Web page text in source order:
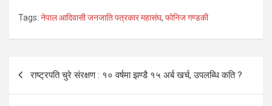
Tags: नेपाल आदिवासी जनजाति पत्रकार महासंघ, फोनिज गण्डकी
Post
navigation
राष्ट्रपति चुरे संरक्षण : १० वर्षमा झण्डै १५ अर्ब खर्च, उपलब्धि कति ?